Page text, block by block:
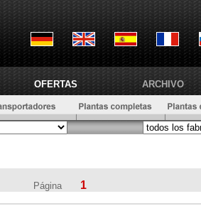
OFERTAS ARCHIVO
Página 1